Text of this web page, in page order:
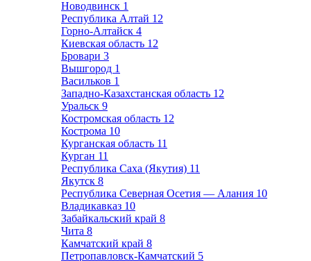
Новодвинск 1
Республика Алтай 12
Горно-Алтайск 4
Киевская область 12
Бровари 3
Вышгород 1
Васильков 1
Западно-Казахстанская область 12
Уральск 9
Костромская область 12
Кострома 10
Курганская область 11
Курган 11
Республика Саха (Якутия) 11
Якутск 8
Республика Северная Осетия — Алания 10
Владикавказ 10
Забайкальский край 8
Чита 8
Камчатский край 8
Петропавловск-Камчатский 5